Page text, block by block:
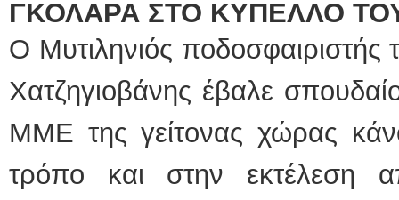
ΓΚΟΛΑΡΑ ΣΤΟ ΚΥΠΕΛΛΟ
Ο Μυτιληνιός
Χατζηγιοβάνης έβαλε
ΜΜΕ της γείτονας χώρας
τρόπο και στην εκτέλεση